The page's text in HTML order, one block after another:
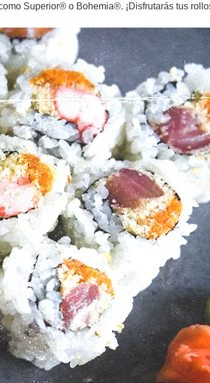
Superior® o Bohemia®. ¡Disfrutarás tus